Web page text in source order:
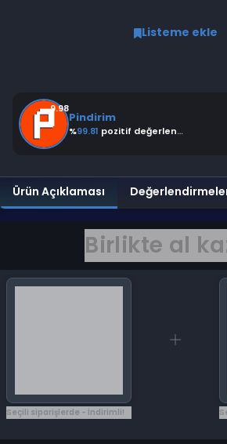
Listeme ekle
9.98
Pindirim
%99.81 pozitif değerlendirme
Ürün Açıklaması
Birlikte al
Seçili siparişlerde - İndirimli!